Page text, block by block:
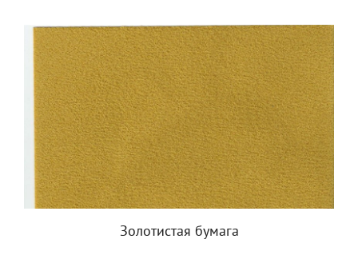
Золотистая бумага